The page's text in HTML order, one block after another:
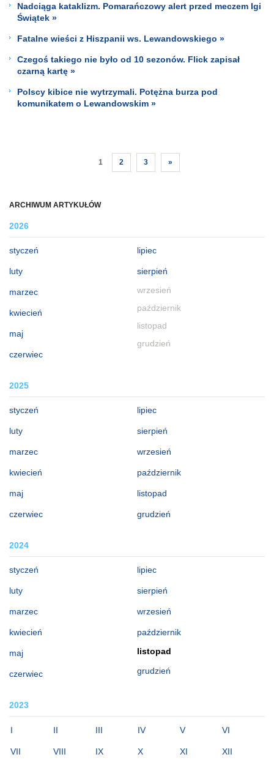
ARCHIWUM ARTYKUŁÓW
2026
styczeń
luty
marzec
kwiecień
maj
czerwiec
lipiec
sierpień
wrzesień
październik
listopad
grudzień
2025
styczeń
luty
marzec
kwiecień
maj
czerwiec
lipiec
sierpień
wrzesień
październik
listopad
grudzień
2024
styczeń
luty
marzec
kwiecień
maj
czerwiec
lipiec
sierpień
wrzesień
październik
listopad
grudzień
2023
I II III IV V VI
VII VIII IX X XI XII
Nadciąga kataklizm. Pomarańczowy alert przed meczem Igi
Świątek »
Fatalne wieści z Hiszpanii ws. Lewandowskiego »
Czegoś takiego nie było od 10 sezonów. Flick zapisał
czarną kartę »
Polscy kibice nie wytrzymali. Potężna burza pod
komunikatem o Lewandowskim »
1 2 3 »